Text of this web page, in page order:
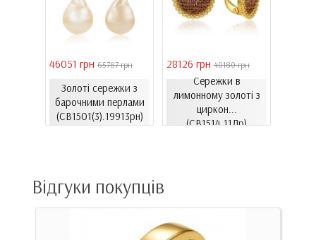
46051 грн 65787 грн
Золоті сережки з
барочними перлами
(СВ1501(3).19913рн)
28126 грн 40180 грн
Сережки в
лимонному золоті з
циркон...
(СВ1514.11Лр)
Відгуки покупців